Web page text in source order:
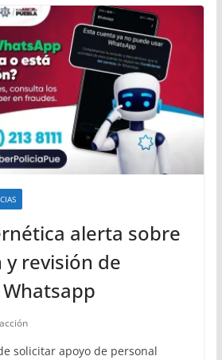
alerta sobre
revisión de
solicitar apoyo de personal